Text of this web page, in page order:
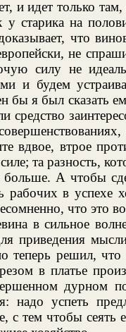
и идет только там,
у старика на
что
не
силу не
и будем
бы я был сказать
средство
вдвое, втрое
та разность,
больше. А чтобы
рабочих в успехе
что это
в сильное
приведения
теперь решил,
в платье
дурном
надо успеть
с тем чтобы